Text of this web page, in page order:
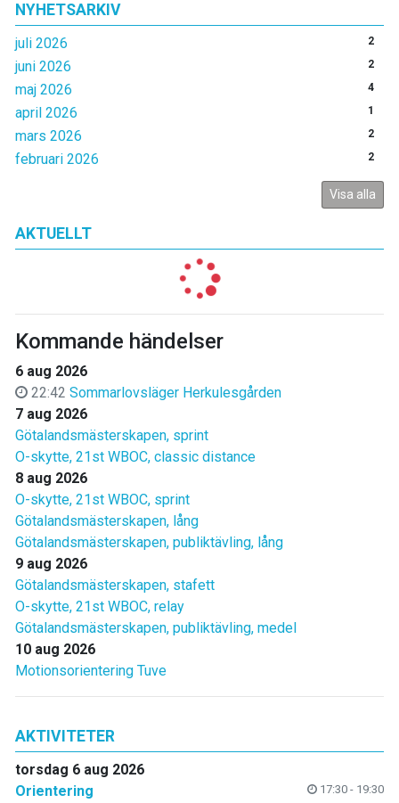
NYHETSARKIV
juli 2026 2
juni 2026 2
maj 2026 4
april 2026 1
mars 2026 2
februari 2026 2
Visa alla
AKTUELLT
Kommande händelser
6 aug 2026
22:42 Sommarlovsläger Herkulesgården
7 aug 2026
Götalandsmästerskapen, sprint
O-skytte, 21st WBOC, classic distance
8 aug 2026
O-skytte, 21st WBOC, sprint
Götalandsmästerskapen, lång
Götalandsmästerskapen, publiktävling, lång
9 aug 2026
Götalandsmästerskapen, stafett
O-skytte, 21st WBOC, relay
Götalandsmästerskapen, publiktävling, medel
10 aug 2026
Motionsorientering Tuve
AKTIVITETER
torsdag 6 aug 2026
Orientering
17:30 - 19:30